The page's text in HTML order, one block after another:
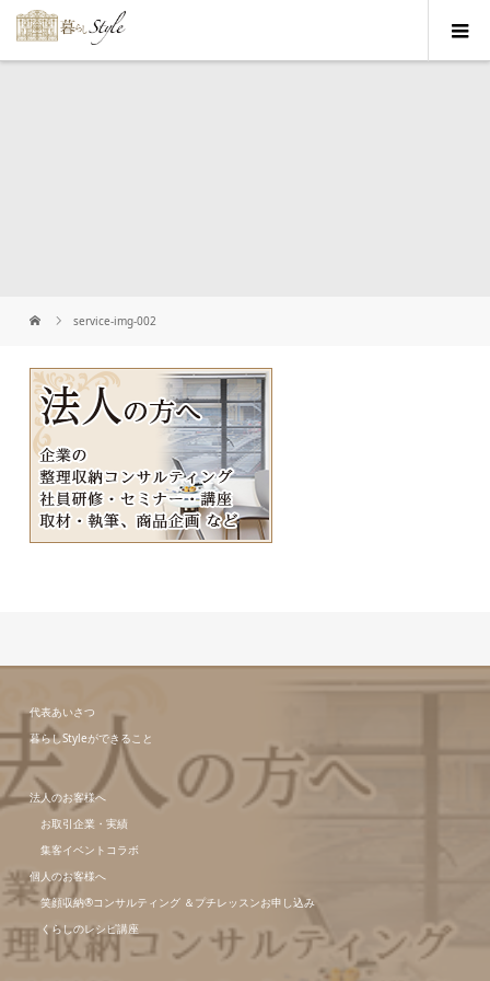
service-img-002
代表あいさつ
暮らしStyleができること
法人のお客様へ
お取引企業・実績
集客イベントコラボ
個人のお客様へ
笑顔収納®コンサルティング ＆プチレッスンお申し込み
くらしのレシピ講座